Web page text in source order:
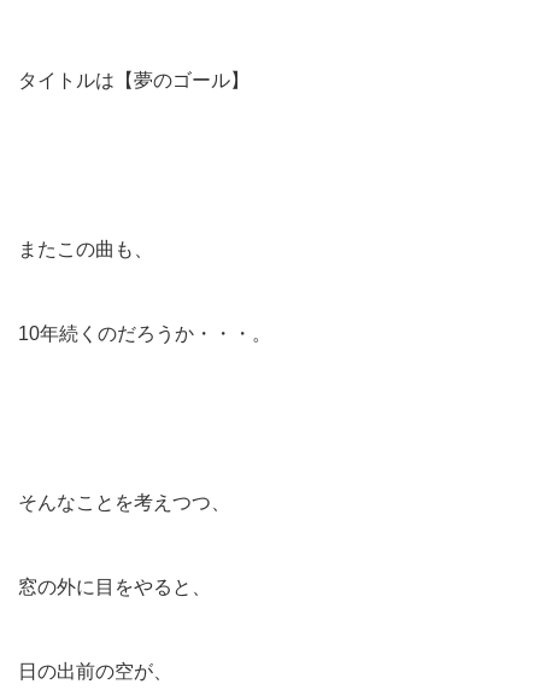
タイトルは【夢のゴール】
またこの曲も、
10年続くのだろうか・・・。
そんなことを考えつつ、
窓の外に目をやると、
日の出前の空が、